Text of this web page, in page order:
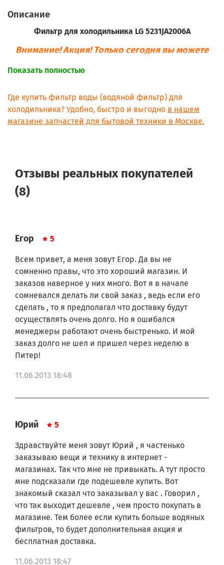
Описание
Фильтр для холодильника LG 5231JA2006A
Внимание! Акция! Только сегодня вы можете
(Элджи)*2799руб.
(экономия 600 руб.+ БЕСПЛАТНАЯдоставка в
пределах МКАД)
пределах МКАД)
5231JA2006A
Ресурс у фильтра для холодильников LG.
Рекомендуемый производителем срок замены при
непрерывном использовании фильтра
водыLG/Smeg -6 месяцев. Не установленные
фильтры для холодильника не имеют срока
годности
Фильтр для холодильника
5231JA2006A, 5231JA2006B, 04609990000, 46-9990,
5231JA2006, 5231JA2006A-S, 5231JA2006B-S, 5231JA2006E,
5231JA2006F, 5231JA2006F-S, 5231JA2006H,
5231JJ2001C9990, 9990P,
CLS30320001, CLS3032001, LT600,
LT600P, PS2441842, SGF-LA50, SGF-LB60.
Фильтр для холодильника LG подходит для моделей:
Купить водяной фильтр LG/Smeg вы всегда можете в
неограниченном количестве.
Будьте внимательны - фильтры для воды и расходные материалы
обмену и возврату не подлежат. В случае если у Вас есть сомнения
Показать полностью
Где купить фильтр воды (водяной фильтр) для
холодильника? Удобно, быстро и выгодно в нашем
магазине запчастей для бытовой техники в Москве.
Отзывы реальных покупателей
(8)
Егор 5
Всем привет, а меня зовут Егор. Да вы не
сомненно правы, что это хороший магазин. И
заказов наверное у них много. Вот я в начале
сомневался делать ли свой заказ , ведь если его
сделать , то я предполагал что доставку будут
осуществлять очень долго. Но я ошибался
менеджеры работают очень быстренько. И мой
заказ долго не шел и пришел через неделю в
Питер!
11.06.2013 18:48
Юрий 5
Здравствуйте меня зовут Юрий , я частенько
заказываю вещи и технику в интернет -
магазинах. Так что мне не привыкать. А тут просто
мне подсказали где подешевле купить. Вот
знакомый сказал что заказывал у вас . Говорил ,
что так выходит дешевле , чем просто покупать в
магазине. Тем более если купить больше водяных
фильтров, то будет дополнительная акция и
бесплатная доставка.
11.06.2013 18:47